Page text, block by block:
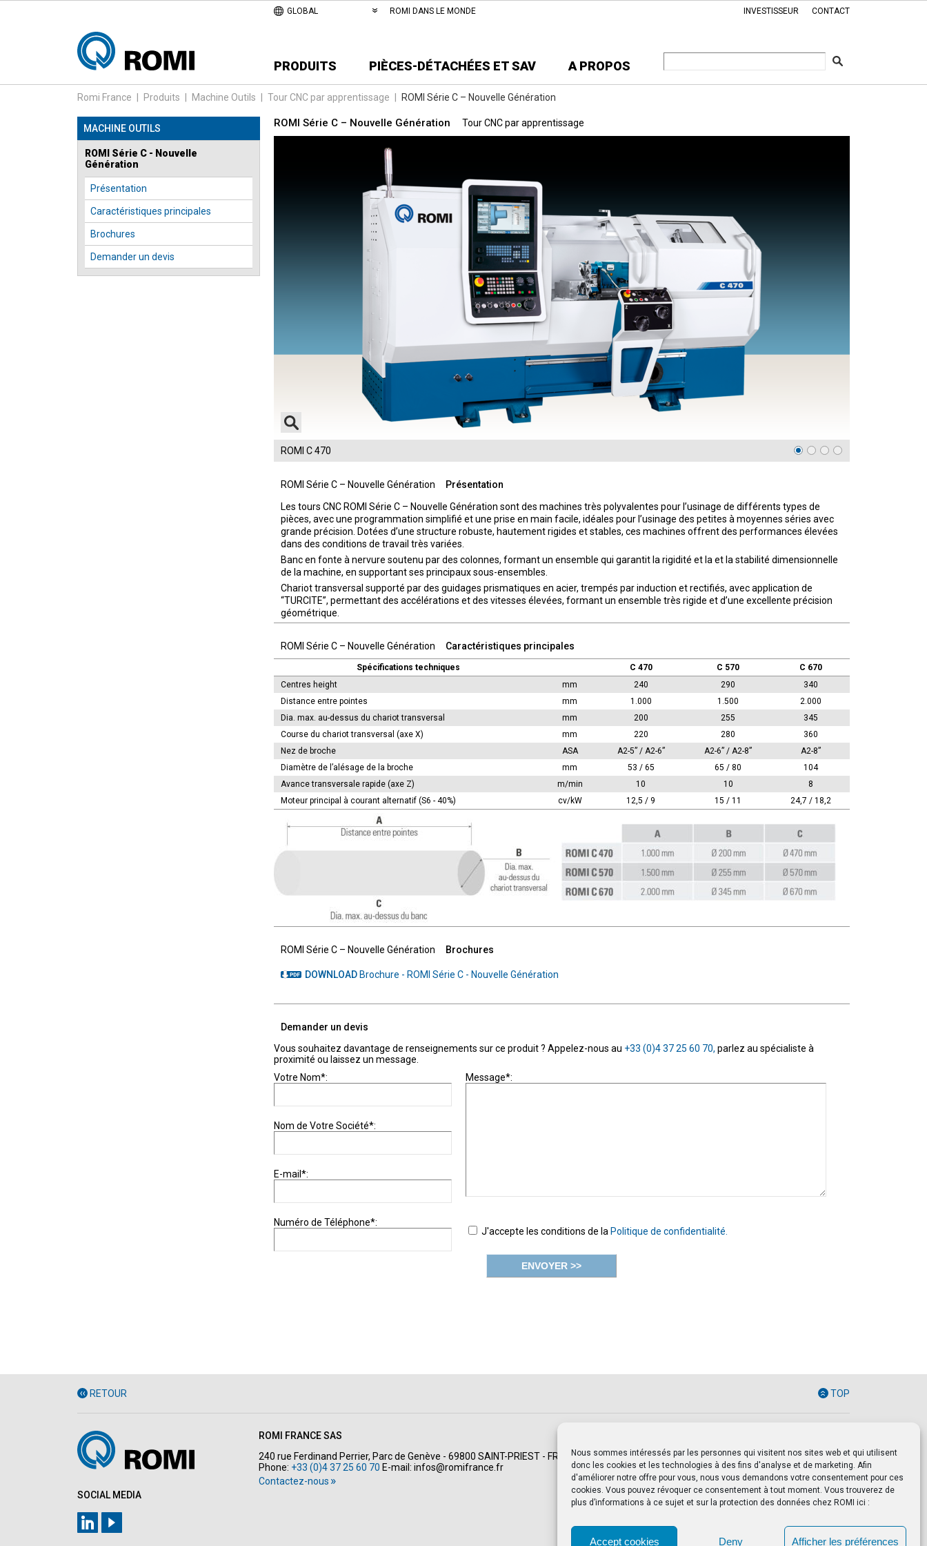
Nous sommes intéressés par les personnes qui visitent nos sites web et qui utilisent
donc les cookies et les technologies à des fins d'analyse et de marketing. Afin
d'améliorer notre offre pour vous, nous vous demandons votre consentement pour ces
cookies. Vous pouvez révoquer ce consentement à tout moment. Vous trouverez de
plus d’informations à ce sujet et sur la protection des données chez ROMI ici :
Accept cookies Deny Afficher les préférences
GLOBAL ROMI DANS LE MONDE INVESTISSEUR CONTACT
PRODUITS PIÈCES-DÉTACHÉES ET SAV A PROPOS
Romi France Produits Machine Outils Tour CNC par apprentissage ROMI Série C – Nouvelle Génération
MACHINE OUTILS
ROMI Série C - Nouvelle
Génération
Présentation
Caractéristiques principales
Brochures
Demander un devis
ROMI Série C – Nouvelle Génération Tour CNC par apprentissage
ROMI Série C – Nouvelle Génération
Présentation
Les tours CNC ROMI Série C – Nouvelle Génération sont des machines très polyvalentes pour l’usinage de différents types de
pièces, avec une programmation simplifié et une prise en main facile, idéales pour l’usinage des petites à moyennes séries avec
grande précision. Dotées d’une structure robuste, hautement rigides et stables, ces machines offrent des performances élevées
dans des conditions de travail très variées.
Banc en fonte à nervure soutenu par des colonnes, formant un ensemble qui garantit la rigidité et la et la stabilité dimensionnelle
de la machine, en supportant ses principaux sous-ensembles.
Chariot transversal supporté par des guidages prismatiques en acier, trempés par induction et rectifiés, avec application de
“TURCITE”, permettant des accélérations et des vitesses élevées, formant un ensemble très rigide et d’une excellente précision
géométrique.
ROMI Série C – Nouvelle Génération Caractéristiques principales
Spécifications techniques C 470 C 570
C 670
Centres height
mm 240 290
340
Distance entre pointes
mm 1.000 1.500
2.000
Dia. max. au-dessus du chariot transversal
mm 200 255
345
Course du chariot transversal (axe X)
mm 220 280
360
Nez de broche
ASA A2-5” / A2-6” A2-6” / A2-8”
A2-8”
Diamètre de l’alésage de la broche
mm 53 / 65 65 / 80
104
Avance transversale rapide (axe Z)
m/min 10 10
8
Moteur principal à courant alternatif (S6 - 40%)
cv/kW 12,5 / 9 15 / 11 24,7 / 18,2
ROMI Série C – Nouvelle Génération Brochures
DOWNLOAD Brochure - ROMI Série C - Nouvelle Génération
Demander un devis
Vous souhaitez davantage de renseignements sur ce produit ? Appelez-nous au +33 (0)4 37 25 60 70, parlez au spécialiste à
proximité ou laissez un message.
Votre Nom*:
Nom de Votre Société*:
E-mail*:
Numéro de Téléphone*:
Message*:
J'accepte les conditions de la Politique de confidentialité.
RETOUR TOP
SOCIAL MEDIA
ROMI FRANCE SAS
240 rue Ferdinand Perrier, Parc de Genève - 69800 SAINT-PRIEST - FRANCE
Phone: +33 (0)4 37 25 60 70 E-mail:infos@romifrance.fr
Contactez-nous